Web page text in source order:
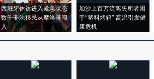
西班牙休达进入紧急状态
数千非法移民从摩洛哥闯
入
加沙上百万流离失所者困
于“塑料烤箱” 高温引发健
康危机